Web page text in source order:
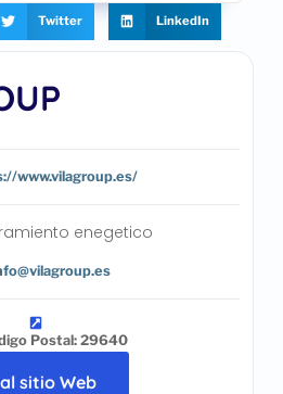
www.vilagroup.es/
enegetico
Postal: 29640
sitio Web
Twitter LinkedIn